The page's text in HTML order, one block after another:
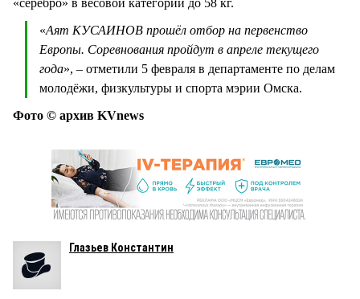
«Аят КУСАИНОВ прошёл отбор на первенство
Европы. Соревнования пройдут в апреле текущего
года», – отметили 5 февраля в департаменте по делам
молодёжи, физкультуры и спорта мэрии Омска.
Фото © архив KVnews
Глазьев Константин